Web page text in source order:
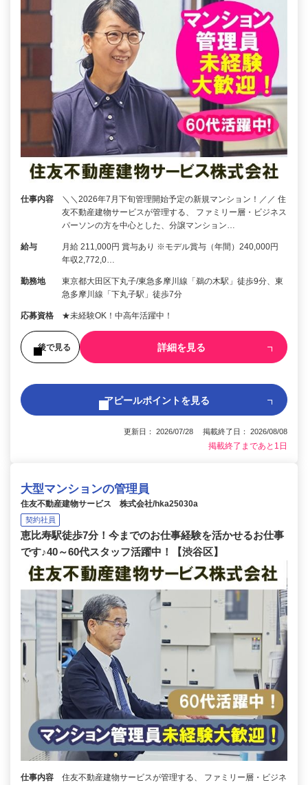
仕事内容
＼＼2026年7月下旬管理開始予定の新規マンション！／／ 住
友不動産建物サービスが管理する、 ファミリー層・ビジネス
パーソンの方を中心とした、分譲マンション…
給与
月給 211,000円 賞与あり ※モデル賞与（年間）240,000円
年収2,772,0…
勤務地
東京都大田区下丸子/東急多摩川線「鵜の木駅」徒歩9分、東
急多摩川線「下丸子駅」徒歩7分
応募資格 ★未経験OK！中高年活躍中！
後で見る 詳細を見る
アピールポイントを見る
更新日： 2026/07/28 掲載終了日： 2026/08/08
掲載終了まであと1日
大型マンションの管理員
住友不動産建物サービス 株式会社/hka25030a
契約社員
恵比寿駅徒歩7分！今までのお仕事経験を活かせるお仕事
です♪40～60代スタッフ活躍中！【渋谷区】
仕事内容
住友不動産建物サービスが管理する、 ファミリー層・ビジネ